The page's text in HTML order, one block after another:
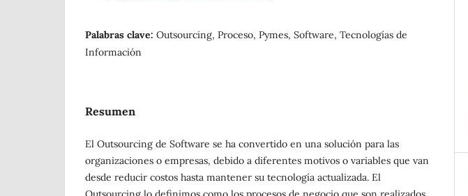
Palabras clave: Outsourcing, Proceso, Pymes, Software, Tecnologías de
Información
Resumen
El Outsourcing de Software se ha convertido en una solución para las
organizaciones o empresas, debido a diferentes motivos o variables que van
desde reducir costos hasta mantener su tecnología actualizada. El